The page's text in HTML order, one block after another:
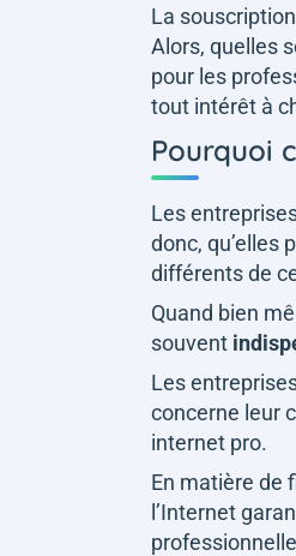
La
Alors, quelles
pour les
tout intérêt à
Pourquoi
Les
donc, qu’elles
différents de
Quand bien
souvent
Les
concerne leur
internet pro.
En matière de
l’Internet